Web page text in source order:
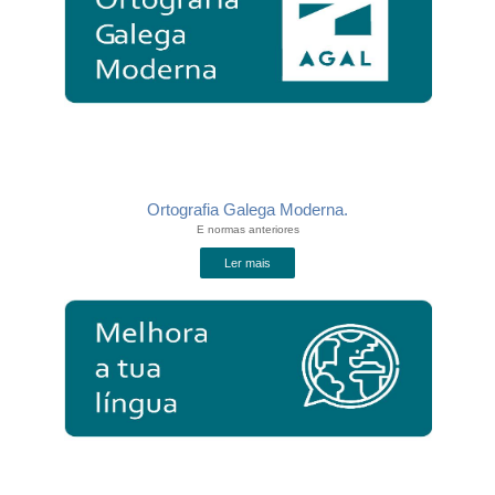
Ortografia Galega Moderna.
E normas anteriores
Ler mais